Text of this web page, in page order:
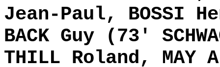
Jean-Paul, BOSSI
BACK Guy (73'
THILL Roland, MAY